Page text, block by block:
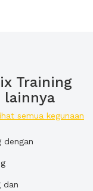
Training
lainnya
semua kegunaan
dengan
dan